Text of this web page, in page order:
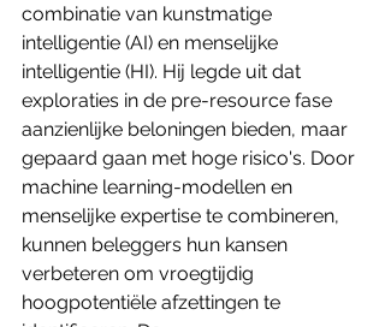
combinatie van kunstmatige
intelligentie (AI) en menselijke
intelligentie (HI). Hij legde uit dat
exploraties in de pre-resource fase
aanzienlijke beloningen bieden, maar
gepaard gaan met hoge risico's. Door
machine learning-modellen en
menselijke expertise te combineren,
kunnen beleggers hun kansen
verbeteren om vroegtijdig
hoogpotentiële afzettingen te